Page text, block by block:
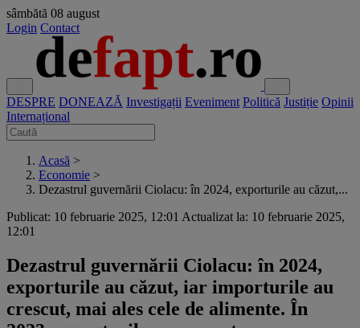
sâmbătă 08 august
Login Contact
DESPRE DONEAZĂ Investigații Eveniment Politică Justiție Opinii
Internațional
Acasă >
Economie >
Dezastrul guvernării Ciolacu: în 2024, exporturile au căzut,...
Publicat: 10 februarie 2025, 12:01 Actualizat la: 10 februarie 2025,
12:01
Dezastrul guvernării Ciolacu: în 2024,
exporturile au căzut, iar importurile au
crescut, mai ales cele de alimente. În